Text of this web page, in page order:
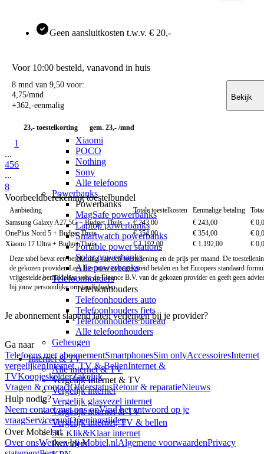
Sony
Opladers voor
Samsung
OPPO
Xiaomi
POCO
Nothing
Sony
Alle telefoons
Powerbanks
Powerbanks
MagSafe powerbanks
Laptop powerbanks
Smartwatch powerbanks
Portable power stations
Solar powerbanks
Alle powerbanks
Telefoonhouders
Telefoonhouders
Telefoonhouders auto
Telefoonhouders fiets
Telefoonhouders bureau
Alle telefoonhouders
Geheugen
Internet & TV
Alle internet & TV
Vergelijk Internet & TV
Vergelijk internet
Vergelijk glasvezel internet
Vergelijk internet & TV
Vergelijk internet, TV & bellen
5G Klik&Klaar internet
Providers
Geen aansluitkosten t.w.v. € 20,-
Voor 10:00 besteld, vanavond in huis
8 mnd van 9,50 voor:
4,75/mnd
+362,-eenmalig
Bekijk
23,- toestelkorting gem. 23,- /mnd
1
...
456
...
8
Voorbeeldberekening toestelbundel
Aanbieding Totale toestelkosten Eenmalige betaling
Samsung Galaxy A27 5G + Budget Thuis
€ 243,00 € 243,00
€
OnePlus Nord 5 + Budget Thuis
€ 354,00 € 354,00
€
Xiaomi 17 Ultra + Budget Thuis
€ 1.192,00 € 1.192,00
€
Deze tabel bevat een berekening van een toestellening en de prijs per maand. De
de gekozen provider. Lees hier meer over gespreid betalen en het Europees standaard
vrijgestelde bemiddelaar voor de Finance B.V. van de gekozen provider en geeft geen
bij jouw persoonlijke omstandigheden.
Je abonnement slapend laten verlengen bij je provider?
Ga naar
Telefoons met abonnementSmartphonesSim onlyAccessoiresInternet
vergelijkenInternet, TV & BellenInternet &
TVKoopjeskelderZakelijk
Vragen & contactOrderstatusRetour & reparatieNieuws
Hulp nodig?
Neem contact met ons opVind het antwoord op je
vraagServicepuntOpeningstijden
Over Mobiel.nl
Over onsWerken bij Mobiel.nlAlgemene voorwaardenPrivacy